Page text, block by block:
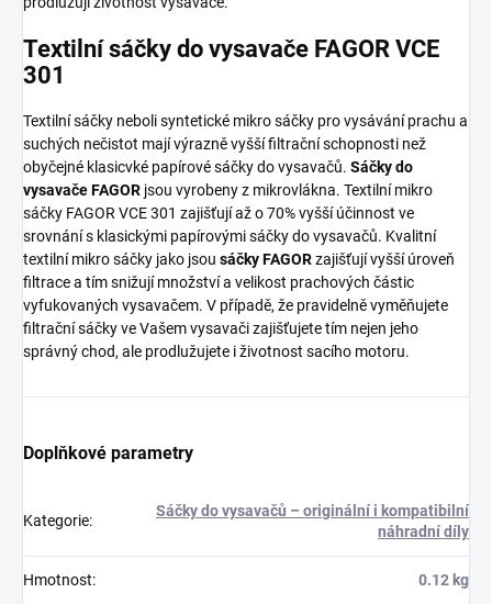
Textilní sáčky do vysavače FAGOR VCE
301
Textilní sáčky neboli syntetické mikro sáčky pro vysávání prachu a
suchých nečistot mají výrazně vyšší filtrační schopnosti než
obyčejné klasicvké papírové sáčky do vysavačů. Sáčky do
vysavače FAGOR jsou vyrobeny z mikrovlákna. Textilní mikro
sáčky FAGOR VCE 301 zajišťují až o 70% vyšší účinnost ve
srovnání s klasickými papírovými sáčky do vysavačů. Kvalitní
textilní mikro sáčky jako jsou sáčky FAGORzajišťují vyšší úroveň
filtrace a tím snižují množství a velikost prachových částic
vyfukovaných vysavačem. V případě, že pravidelně vyměňujete
filtrační sáčky ve Vašem vysavači zajišťujete tím nejen jeho
správný chod, ale prodlužujete i životnost sacího motoru.
Doplňkové parametry
Kategorie:
Sáčky do vysavačů – originální i kompatibilní
náhradní díly
Hmotnost: 0.12 kg